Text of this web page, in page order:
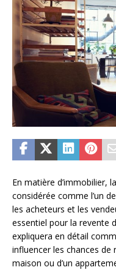
En matière d’immobilier,
considérée comme l’un
les acheteurs et les
essentiel pour la revente
expliquera en détail
influencer les chances de
maison ou d’un